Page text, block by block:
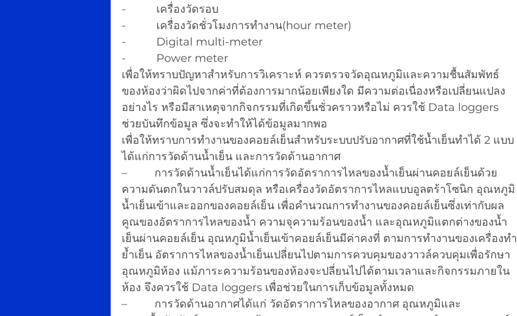
-          เครื่องวัดรอบ
-          เครื่องวัดชั่วโมงการทำงาน(hour meter)
-          Digital multi-meter
-          Power meter
เพื่อให้ทราบปัญหาสำหรับการวิเคราะห์ ควรตรวจวัดอุณหภูมิและความชื้นสัมพัทธ์
ของห้องว่าผิดไปจากค่าที่ต้องการมากน้อยเพียงใด มีความต่อเนื่องหรือเปลี่ยนแปลง
อย่างไร หรือมีสาเหตุจากกิจกรรมที่เกิดขึ้นชั่วคราวหรือไม่ ควรใช้ Data loggers
ช่วยบันทึกข้อมูล ซึ่งจะทำให้ได้ข้อมูลมากพอ
เพื่อให้ทราบการทำงานของคอยล์เย็นสำหรับระบบปรับอากาศที่ใช้น้ำเย็นทำได้ 2 แบบ
ได้แก่การวัดด้านน้ำเย็น และการวัดด้านอากาศ
–         การวัดด้านน้ำเย็นได้แก่การวัดอัตราการไหลของน้ำเย็นผ่านคอยล์เย็นด้วย
ความดันตกในวาวล์ปรับสมดุล หรือเครื่องวัดอัตราการไหลแบบอูลตร้าโซนิก อุณหภูมิ
น้ำเย็นเข้าและออกของคอยล์เย็น เพื่อคำนวณการทำงานของคอยล์เย็นซึ่งเท่ากับผล
คูณของอัตราการไหลของน้ำ ความจุความร้อนของน้ำ และอุณหภูมิแตกต่างของน้ำ
เย็นผ่านคอยล์เย็น อุณหภูมิน้ำเย็นเข้าคอยล์เย็นมีค่าคงที่ ตามการทำงานของเครื่องทำ
ย้ำเย็น อัตราการไหลของน้ำเย็นเปลี่ยนไปตามการควบคุมของวาวล์ควบคุมเพื่อรักษา
อุณหภูมิห้อง แม้ภาระความร้อนของห้องจะปลี่ยนไปได้ตามเวลาและกิจกรรมภายใน
ห้อง จึงควรใช้ Data loggers เพื่อช่วยในการเก็บข้อมูลทั้งหมด
–         การวัดด้านอากาศได้แก่ วัดอัตราการไหลของอากาศ อุณหภูมิและ